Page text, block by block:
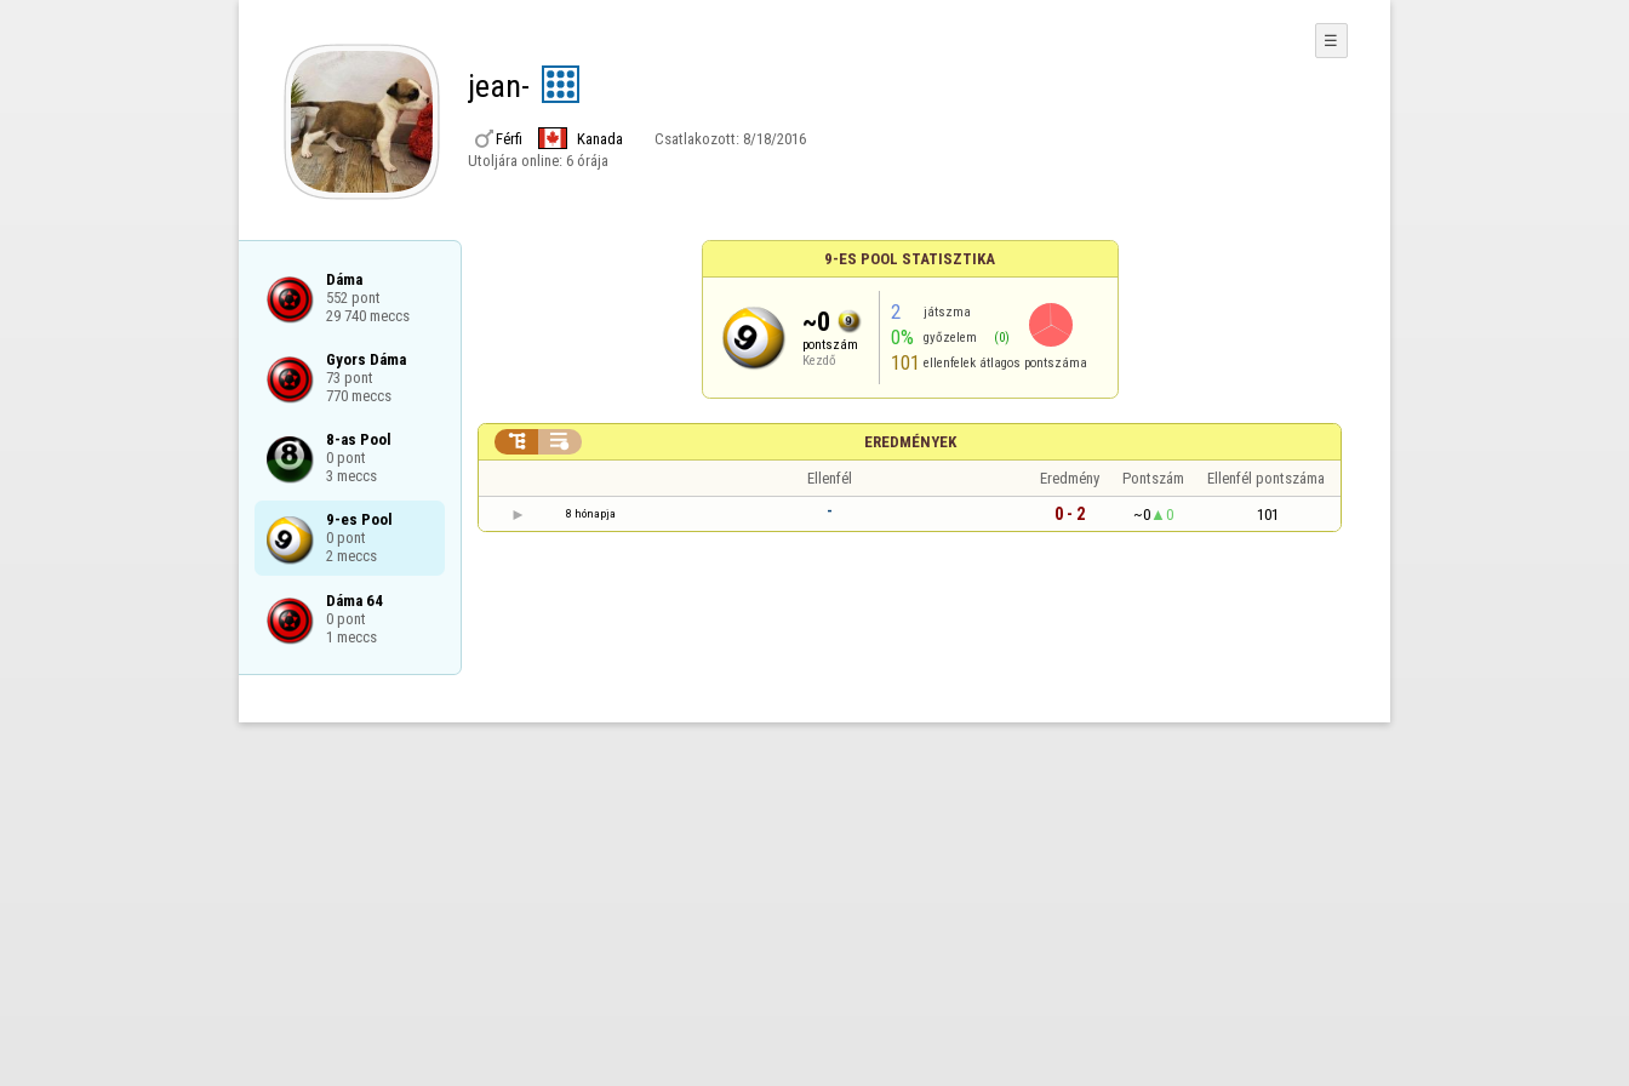
jean-
Férfi Kanada Csatlakozott: 8/18/2016
Utoljára online: 6 órája
☰
Dáma
552 pont
29 740 meccs
Gyors Dáma
73 pont
770 meccs
8-as Pool
0 pont
3 meccs
9-es Pool
0 pont
2 meccs
Dáma 64
0 pont
1 meccs
9-ES POOL STATISZTIKA
~0
pontszám
Kezdő
2 játszma
0% győzelem (0)
101 ellenfelek átlagos pontszáma
EREDMÉNYEK
 
Ellenfél Eredmény Pontszám Ellenfél pontszáma
8 hónapja - 0 - 2 ~0 0 101